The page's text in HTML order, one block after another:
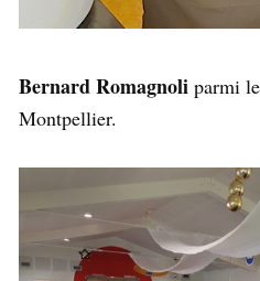
Bernard Romagnoli parmi
Montpellier.